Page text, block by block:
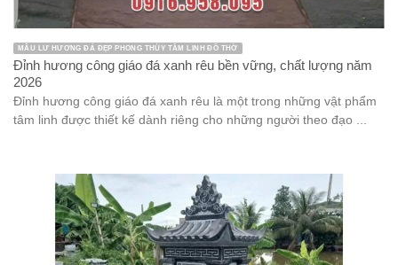
MẪU LƯ HƯƠNG ĐÁ ĐẸP PHONG THỦY TÂM LINH ĐỒ THỜ
Đỉnh hương công giáo đá xanh rêu bền vững, chất lượng năm
2026
Đỉnh hương công giáo đá xanh rêu là một trong những vật phẩm
tâm linh được thiết kế dành riêng cho những người theo đạo ...